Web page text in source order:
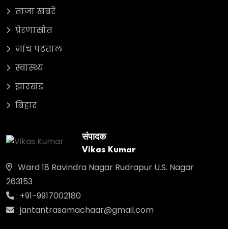
ताजा खबरें
प्रेरणास्रोत
जांच पढ़ताल
स्वास्थ्य
झारखंड
बिहार
संपादक
Vikas Kumar
: Ward 18 Ravindra Nagar Rudrapur U.S. Nagar
263153
: +91-9917002180
: jantantrasamachaar@gmail.com